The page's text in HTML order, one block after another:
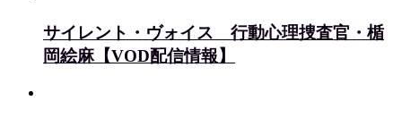
サイレント・ヴォイス 行動心理捜査官・楯
岡絵麻【VOD配信情報】